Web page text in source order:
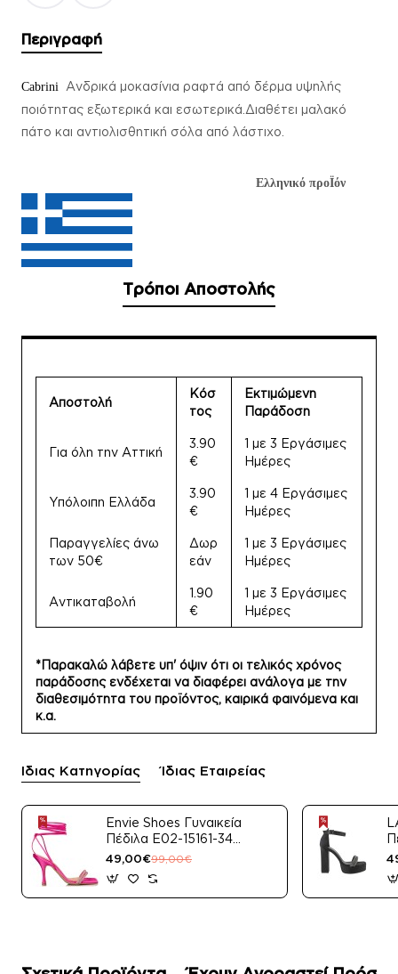
Περιγραφή
Cabrini Ανδρικά μοκασίνια ραφτά από δέρμα υψηλής
ποιότητας εξωτερικά και εσωτερικά.Διαθέτει μαλακό
πάτο και αντιολισθητική σόλα από λάστιχο.
Ελληνικό προΪόν
Τρόποι Αποστολής
Αποστολή
Κόσ
τος
Εκτιμώμενη
Παράδοση
Για όλη την Αττική
3.90
€
1 με 3 Εργάσιμες
Ημέρες
Υπόλοιπη Ελλάδα
3.90
€
1 με 4 Εργάσιμες
Ημέρες
Παραγγελίες άνω
των 50€
Δωρ
εάν
1 με 3 Εργάσιμες
Ημέρες
Αντικαταβολή
1.90
€
1 με 3 Εργάσιμες
Ημέρες
*Παρακαλώ λάβετε υπ' όψιν ότι οι τελικός χρόνος
παράδοσης ενδέχεται να διαφέρει ανάλογα με την
διαθεσιμότητα του προϊόντος, καιρικά φαινόμενα και
κ.α.
Ίδιας Κατηγορίας Ίδιας Εταιρείας
Envie Shoes Γυναικεία
Πέδιλα E02-15161-34
Μαύρο Satin
49,00€99,00€